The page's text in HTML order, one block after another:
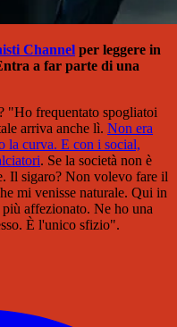
Channel per leggere in
a far parte di una
"Ho frequentato spogliatoi
arriva anche lì. Non era
la curva. E con i social,
. Se la società non è
Il sigaro? Non volevo fare il
mi venisse naturale. Qui in
affezionato. Ne ho una
È l'unico sfizio".